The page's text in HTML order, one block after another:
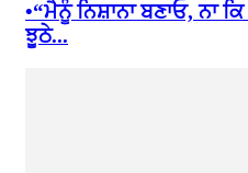
•“ਮੈਨੂੰ ਨਿਸ਼ਾਨਾ ਬਣਾਓ, ਨਾ
ਝੂਠੇ...